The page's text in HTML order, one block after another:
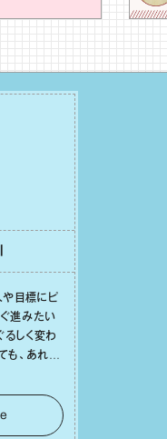
や⽬標にピ
進みたい
るしく変わ
も、あれこ
に集中しま
あなたにと
引き寄せま